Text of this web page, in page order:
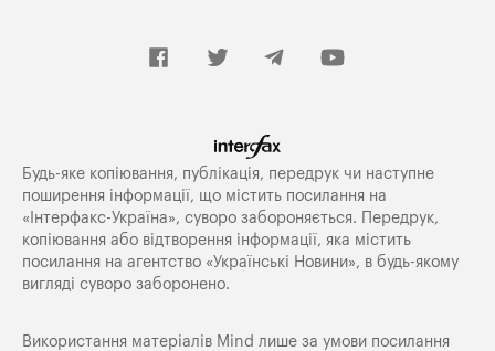
Будь-яке копiювання, публiкацiя, передрук чи наступне
поширення iнформацiї, що мiстить посилання на
«Iнтерфакс-Україна», суворо забороняється. Передрук,
копіювання або відтворення інформації, яка містить
посилання на агентство «Українські Новини», в будь-якому
вигляді суворо заборонено.
Використання матеріалів Mind лише за умови посилання